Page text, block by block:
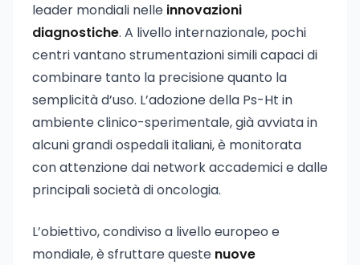
leader mondiali nelle innovazioni
diagnostiche. A livello internazionale, pochi
centri vantano strumentazioni simili capaci di
combinare tanto la precisione quanto la
semplicità d’uso. L’adozione della Ps-Ht in
ambiente clinico-sperimentale, già avviata in
alcuni grandi ospedali italiani, è monitorata
con attenzione dai network accademici e dalle
principali società di oncologia.
L’obiettivo, condiviso a livello europeo e
mondiale, è sfruttare queste nuove